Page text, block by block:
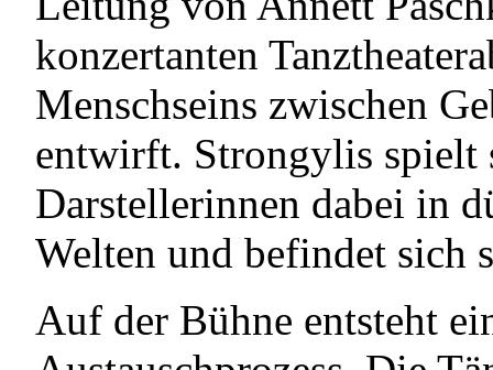
konzertanten
Menschseins zwischen
entwirft. Strongylis spielt
Darstellerinnen dabei in
Welten und befindet sich
Auf der Bühne entsteht